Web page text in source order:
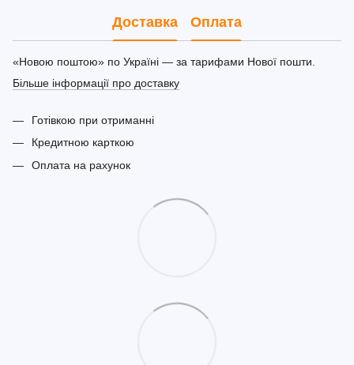
Доставка Оплата
«Новою поштою» по Україні — за тарифами Нової пошти.
Більше інформації про доставку
Готівкою при отриманні
Кредитною карткою
Оплата на рахунок